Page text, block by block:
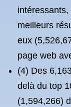
meilleurs
eux
page web
(4) Des
delà du top
(1,594,266)